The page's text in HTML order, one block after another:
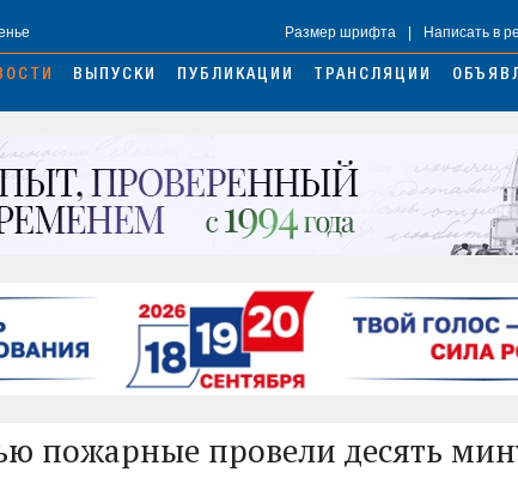
Размер шрифта Написать в
ВЫПУСКИ ПУБЛИКАЦИИ ТРАНСЛЯЦИИ
пожарные провели десять